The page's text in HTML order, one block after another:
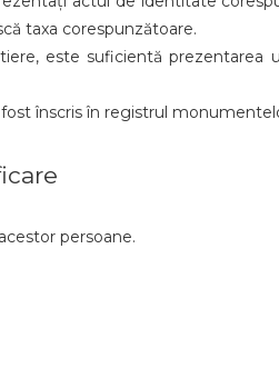
taxa corespunzătoare.
este suficientă prezentarea
înscris în registrul
persoane.